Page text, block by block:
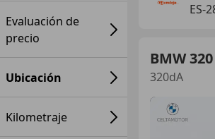
Evaluación de
precio
Ubicación
Kilometraje
ES-
BMW 320
320dA